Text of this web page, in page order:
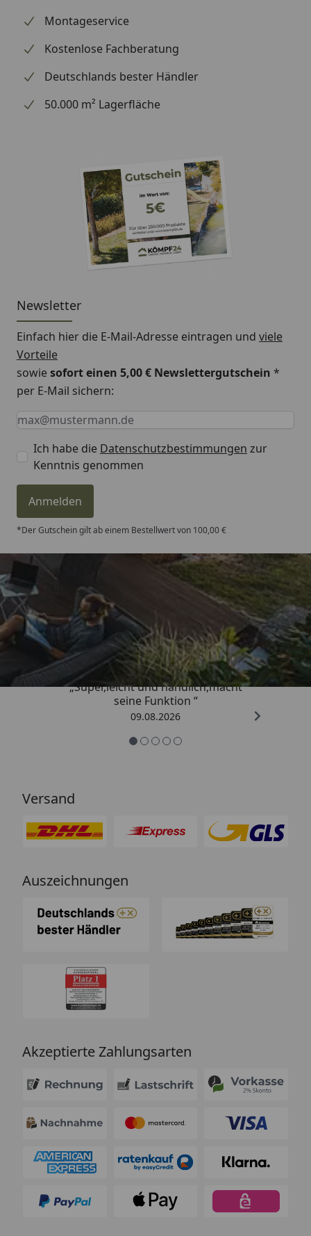
Informationen zu dem Ersatzteil geben. Es dient
originalen Teils in ein neues originales Teil.
Montageservice
Kostenlose Fachberatung
Deutschlands bester Händler
50.000 m² Lagerfläche
Newsletter
Einfach hier die E-Mail-Adresse eintragen und viele
Vorteile
sowiesofort einen 5,00 € Newslettergutschein *
per E-Mail sichern:
Keine Eingabe erforderlich
Eingabe erforderlich
E-Mail *
Ich habe die Datenschutzbestimmungen zur
Kenntnis genommen
Anmelden
*Der Gutschein gilt ab einem Bestellwert von 100,00 €
Trusted Shops
4,81/ 5
„Super,leicht und handlich,macht
seine Funktion “
09.08.2026
Versand
Auszeichnungen
Akzeptierte Zahlungsarten